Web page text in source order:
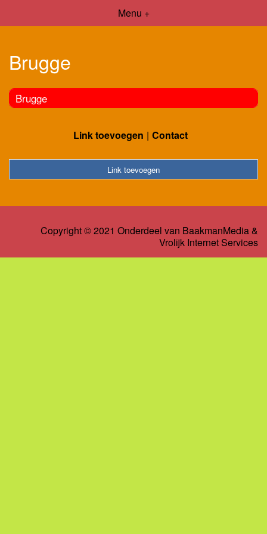
Menu +
Brugge
Brugge
Link toevoegen Contact
Link toevoegen
Copyright © 2021 Onderdeel van BaakmanMedia&
Vrolijk Internet Services